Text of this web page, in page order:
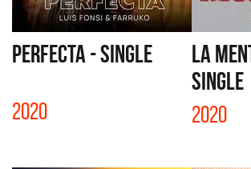
PERFECTA - SINGLE
2020
LA
SINGLE
2020